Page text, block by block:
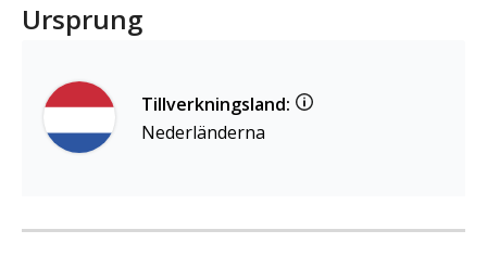
Ursprung
Tillverkningsland:
Nederländerna